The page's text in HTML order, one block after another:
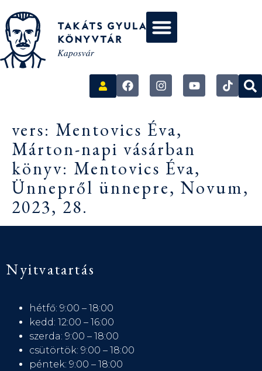
vers: Mentovics Éva,
Márton-napi vásárban
könyv: Mentovics Éva,
Ünnepről ünnepre, Novum,
2023, 28.
Nyitvatartás
hétfő: 9:00 – 18:00
kedd: 12:00 – 16:00
szerda: 9:00 – 18:00
csütörtök: 9:00 – 18:00
péntek: 9:00 – 18:00